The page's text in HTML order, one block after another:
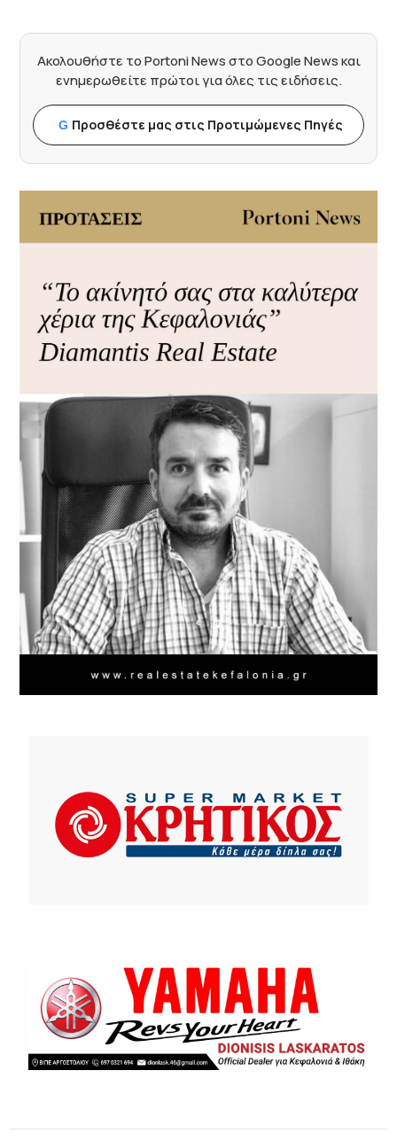
Ακολουθήστε το Portoni News στο Google News και
ενημερωθείτε πρώτοι για όλες τις ειδήσεις.
G Προσθέστε μας στις Προτιμώμενες Πηγές